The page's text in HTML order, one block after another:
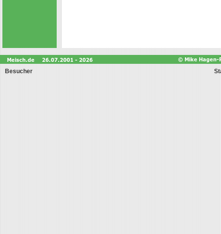
Besucher